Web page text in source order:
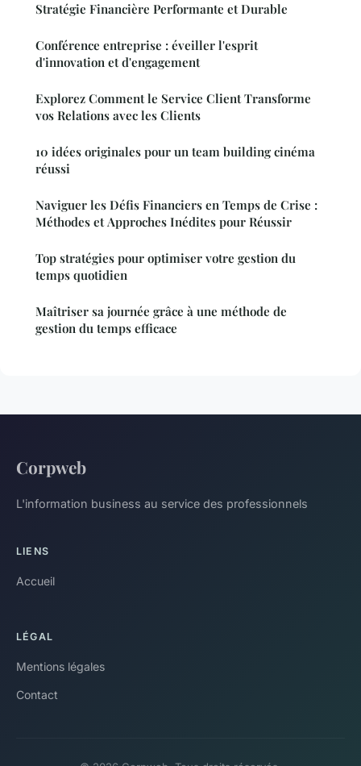
Stratégie Financière Performante et Durable
Conférence entreprise : éveiller l'esprit
d'innovation et d'engagement
Explorez Comment le Service Client Transforme
vos Relations avec les Clients
10 idées originales pour un team building cinéma
réussi
Naviguer les Défis Financiers en Temps de Crise :
Méthodes et Approches Inédites pour Réussir
Top stratégies pour optimiser votre gestion du
temps quotidien
Maîtriser sa journée grâce à une méthode de
gestion du temps efficace
Corpweb
L'information business au service des professionnels
LIENS
Accueil
LÉGAL
Mentions légales
Contact